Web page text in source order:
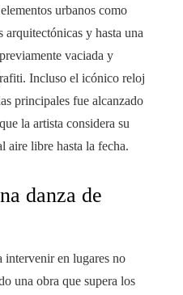
urbanos como
arquitectónicas y hasta una
vaciada y
Incluso el icónico reloj
principales fue alcanzado
la artista considera su
aire libre hasta la fecha.
danza de
intervenir en lugares no
una obra que supera los